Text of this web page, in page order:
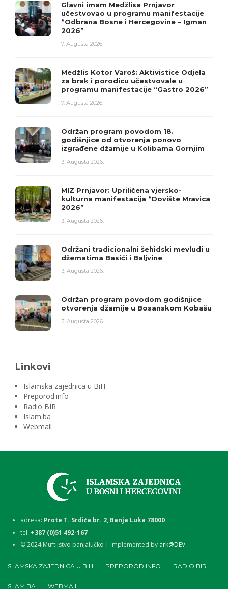
Glavni imam Medžlisa Prnjavor
učestvovao u programu manifestacije
“Odbrana Bosne i Hercegovine – Igman
2026”
7. Augusta 2026.
Medžlis Kotor Varoš: Aktivistice Odjela
za brak i porodicu učestvovale u
programu manifestacije “Gastro 2026”
7. Augusta 2026.
Održan program povodom 18.
godišnjice od otvorenja ponovo
izgrađene džamije u Kolibama Gornjim
3. Augusta 2026.
MIZ Prnjavor: Upriličena vjersko-
kulturna manifestacija “Dovište Mravica
2026”
3. Augusta 2026.
Održani tradicionalni šehidski mevludi u
džematima Basići i Baljvine
3. Augusta 2026.
Održan program povodom godišnjice
otvorenja džamije u Bosanskom Kobašu
3. Augusta 2026.
Linkovi
Islamska zajednica u BiH
Preporod.info
Radio BIR
Islam.ba
Webmail
adresa: Prote T. Srdića br. 2, Banja Luka 78000
tel: +387 (0)51 492-167
©2024Muftijstvo banjalučko | implemented by ark@DEV
ISLAMSKA ZAJEDNICA U BIH PREPOROD.INFO RADIO BIR
ISLAM.BA WEBMAIL